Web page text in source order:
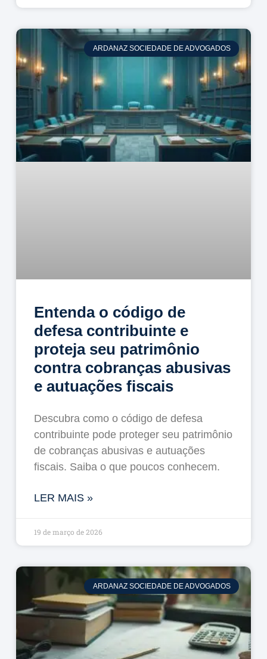
ARDANAZ SOCIEDADE DE ADVOGADOS
Entenda o código de
defesa contribuinte e
proteja seu patrimônio
contra cobranças abusivas
e autuações fiscais
Descubra como o código de defesa
contribuinte pode proteger seu patrimônio
de cobranças abusivas e autuações
fiscais. Saiba o que poucos conhecem.
LER MAIS »
19 de março de 2026
ARDANAZ SOCIEDADE DE ADVOGADOS